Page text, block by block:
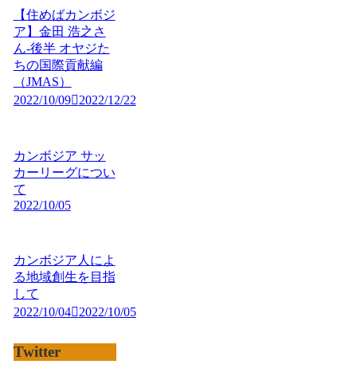
【住めばカンボジ
ア】金田 浩之さ
ん-後半 オヤジた
ちの国際貢献編
（JMAS）
2022/10/09
2022/12/22
カンボジア サッ
カーリーグについ
て
2022/10/05
カンボジア人によ
る地域創生を目指
して
2022/10/04
2022/10/05
Twitter